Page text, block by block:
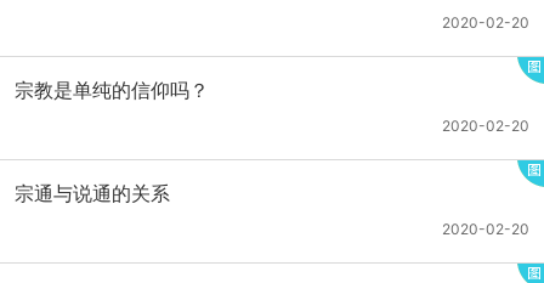
2020-02-20
宗教是单纯的信仰吗？
2020-02-20
宗通与说通的关系
2020-02-20